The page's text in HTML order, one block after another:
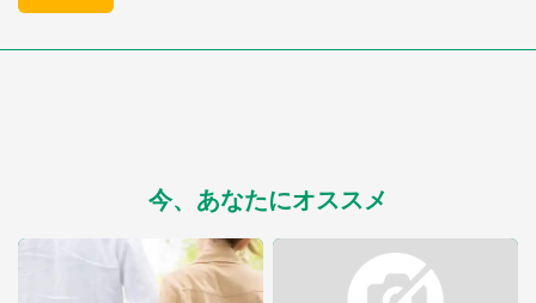
今、あなたにオススメ